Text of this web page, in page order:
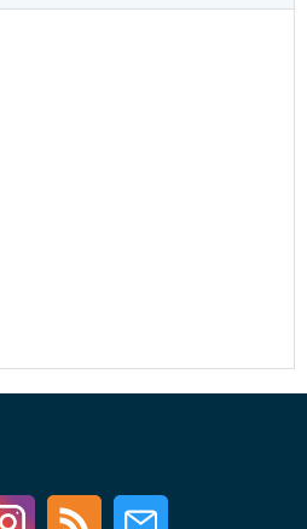
InstagramRSS Newsletter